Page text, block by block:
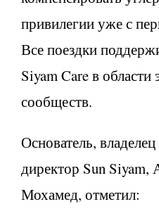
привилегии уже с
Все поездки
Siyam Care в
сообществ.
Основатель,
директор Sun
Мохамед, отметил: